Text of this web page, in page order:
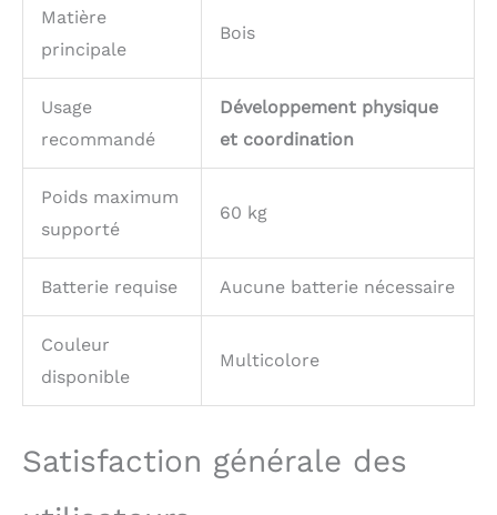
pour les enfants : Les
donneront aux tout-
petits et aux enfants
d'âge préscolaire une
capacité d'équilibre, leur
mains-pieds. Le
grimpeur avec rampe
pour les enfants âgés
Matière
principale
Bois
Usage
recommandé
Développement physique
et coordination
Poids maximum
supporté
60 kg
Batterie requise Aucune batterie nécessaire
Couleur
disponible
Multicolore
Satisfaction générale des